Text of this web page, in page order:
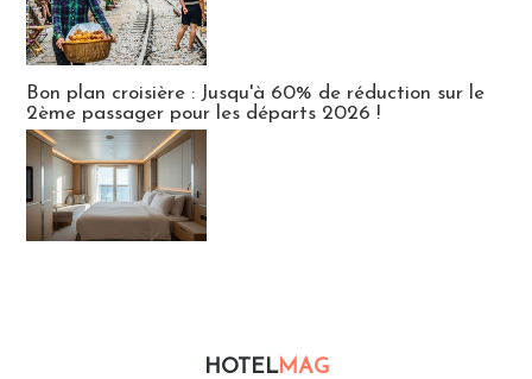
Bon plan croisière : Jusqu'à 60% de réduction sur le
2ème passager pour les départs 2026 !
HOTELMAG